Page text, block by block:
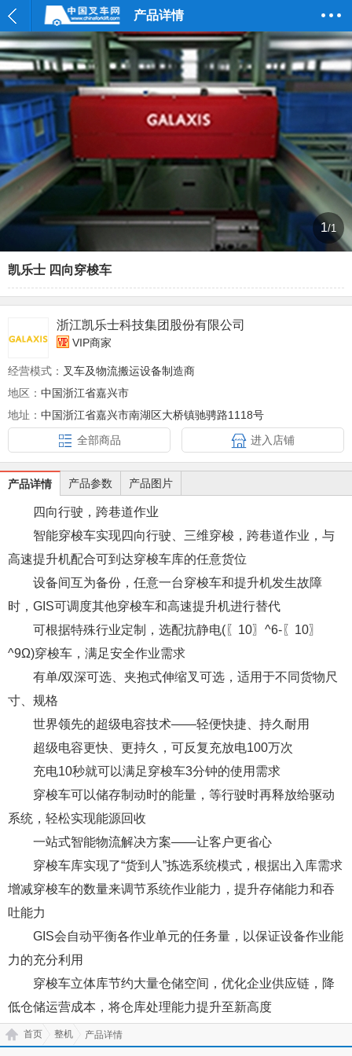
产品详情
1/1
凯乐士 四向穿梭车
浙江凯乐士科技集团股份有限公司
VIP商家
经营模式： 叉车及物流搬运设备制造商
地区： 中国浙江省嘉兴市
地址： 中国浙江省嘉兴市南湖区大桥镇驰骋路1118号
全部商品
进入店铺
产品详情 产品参数 产品图片
四向行驶，跨巷道作业
智能穿梭车实现四向行驶、三维穿梭，跨巷道作业，与
高速提升机配合可到达穿梭车库的任意货位
设备间互为备份，任意一台穿梭车和提升机发生故障
时，GIS可调度其他穿梭车和高速提升机进行替代
可根据特殊行业定制，选配抗静电(〖10〗^6-〖10〗
^9Ω)穿梭车，满足安全作业需求
有单/双深可选、夹抱式伸缩叉可选，适用于不同货物尺
寸、规格
世界领先的超级电容技术——轻便快捷、持久耐用
超级电容更快、更持久，可反复充放电100万次
充电10秒就可以满足穿梭车3分钟的使用需求
穿梭车可以储存制动时的能量，等行驶时再释放给驱动
系统，轻松实现能源回收
一站式智能物流解决方案——让客户更省心
穿梭车库实现了“货到人”拣选系统模式，根据出入库需求
增减穿梭车的数量来调节系统作业能力，提升存储能力和吞
吐能力
GIS会自动平衡各作业单元的任务量，以保证设备作业能
力的充分利用
穿梭车立体库节约大量仓储空间，优化企业供应链，降
低仓储运营成本，将仓库处理能力提升至新高度
首页 整机 产品详情